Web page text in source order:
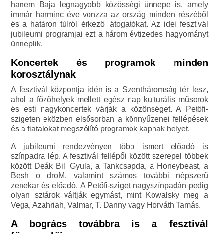
hanem Baja legnagyobb közösségi ünnepe is, amely
immár harminc éve vonzza az ország minden részéből
és a határon túlról érkező látogatókat. Az idei fesztivál
jubileumi programjai ezt a három évtizedes hagyományt
ünneplik.
Koncertek és programok minden
korosztálynak
A fesztivál központja idén is a Szentháromság tér lesz,
ahol a főzőhelyek mellett egész nap kulturális műsorok
és esti nagykoncertek várják a közönséget. A Petőfi-
szigeten eközben elsősorban a könnyűzenei fellépések
és a fiatalokat megszólító programok kapnak helyet.
A jubileumi rendezvényen több ismert előadó is
színpadra lép. A fesztivál fellépői között szerepel többek
között Deák Bill Gyula, a Tankcsapda, a Honeybeast, a
Besh o droM, valamint számos további népszerű
zenekar és előadó. A Petőfi-sziget nagyszínpadán pedig
olyan sztárok váltják egymást, mint Kowalsky meg a
Vega, Azahriah, Valmar, T. Danny vagy Horváth Tamás.
A bogrács továbbra is a fesztivál